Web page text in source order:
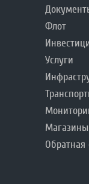
Флот
Услуги
Магазины
Обратная